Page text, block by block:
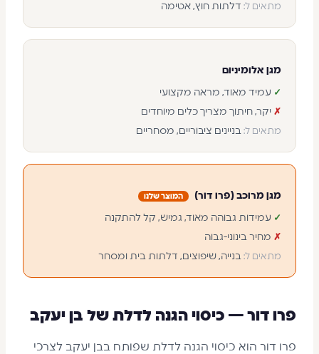
מתאים ל: דלתות חוץ, אטימה
מגן אלומיניום
✓ עמיד מאוד, מראה מקצועי
✗ יקר, חיתוך מצריך כלים מיוחדים
מתאים ל: בניינים ציבוריים, מסחריים
מגן מרוכב (פרו דור) המוצר שלנו
✓ עמידות גבוהה מאוד, גמיש, קל להתקנה
✗ מחיר בינוני-גבוה
מתאים ל: בנייה, שיפוצים, דלתות בית ומסחר
פרו דור — כיסוי הגנה לדלת של בן יעקב
פרו דור הוא כיסוי הגנה לדלת שפותח בבן יעקב לצרכי